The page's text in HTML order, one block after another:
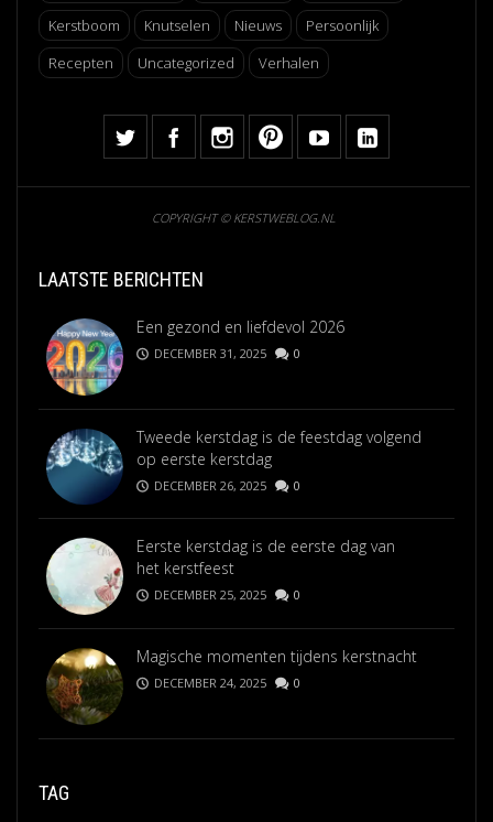
Kerstboom
Knutselen Nieuws
Persoonlijk
Recepten
Uncategorized Verhalen
COPYRIGHT © KERSTWEBLOG.NL
LAATSTE BERICHTEN
Een gezond en liefdevol 2026
DECEMBER 31, 2025 0
Tweede kerstdag is de feestdag volgend
op eerste kerstdag
DECEMBER 26, 2025 0
Eerste kerstdag is de eerste dag van
het kerstfeest
DECEMBER 25, 2025 0
Magische momenten tijdens kerstnacht
DECEMBER 24, 2025 0
TAG